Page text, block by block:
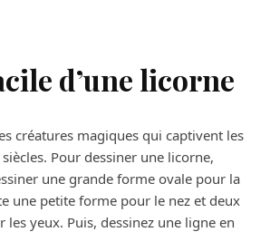
d’une licorne
créatures magiques qui captivent les
Pour dessiner une licorne,
une grande forme ovale pour la
une petite forme pour le nez et deux
les yeux. Puis, dessinez une ligne en